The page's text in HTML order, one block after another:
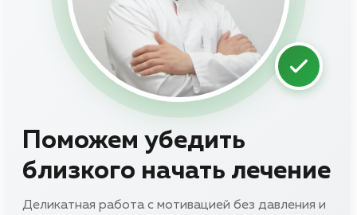
Поможем убедить
близкого начать лечение
Деликатная работа с мотивацией без давления и